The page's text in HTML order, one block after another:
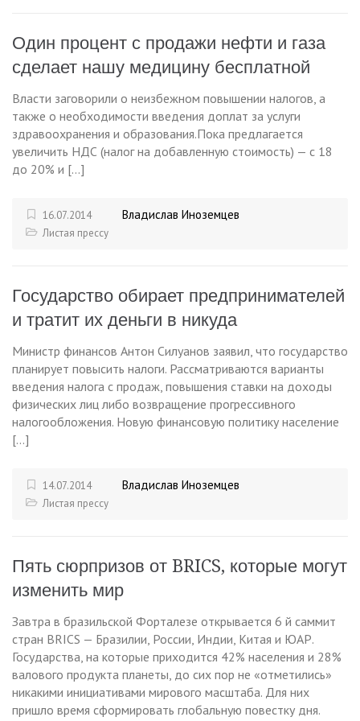
Один процент с продажи нефти и газа
сделает нашу медицину бесплатной
Власти заговорили о неизбежном повышении налогов, а
также о необходимости введения доплат за услуги
здравоохранения и образования.Пока предлагается
увеличить НДС (налог на добавленную стоимость) — с 18
до 20% и […]
16.07.2014 Владислав Иноземцев
Листая прессу
Государство обирает предпринимателей
и тратит их деньги в никуда
Министр финансов Антон Силуанов заявил, что государство
планирует повысить налоги. Рассматриваются варианты
введения налога с продаж, повышения ставки на доходы
физических лиц либо возвращение прогрессивного
налогообложения. Новую финансовую политику население
[…]
14.07.2014 Владислав Иноземцев
Листая прессу
Пять сюрпризов от BRICS, которые могут
изменить мир
Завтра в бразильской Форталезе открывается 6 й саммит
стран BRICS — Бразилии, России, Индии, Китая и ЮАР.
Государства, на которые приходится 42% населения и 28%
валового продукта планеты, до сих пор не «отметились»
никакими инициативами мирового масштаба. Для них
пришло время сформировать глобальную повестку дня.